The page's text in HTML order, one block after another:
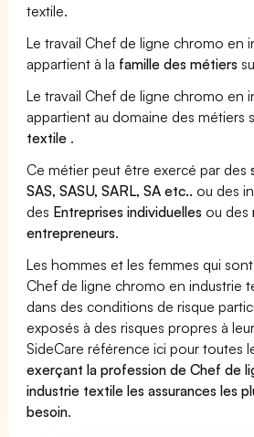
textile.
Le travail Chef de ligne chromo en
appartient à la famille des métiers
Le travail Chef de ligne chromo en
appartient au domaine des métiers
textile .
Ce métier peut être exercé par des
SAS, SASU, SARL, SA etc.. ou des
des Entreprises individuelles ou des
entrepreneurs.
Les hommes et les femmes qui
Chef de ligne chromo en industrie
dans des conditions de risque
exposés à des risques propres à
SideCare référence ici pour toutes
exerçant la profession de Chef de
industrie textile les assurances les
besoin.